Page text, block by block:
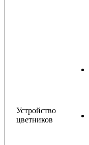
Устройство
цветников